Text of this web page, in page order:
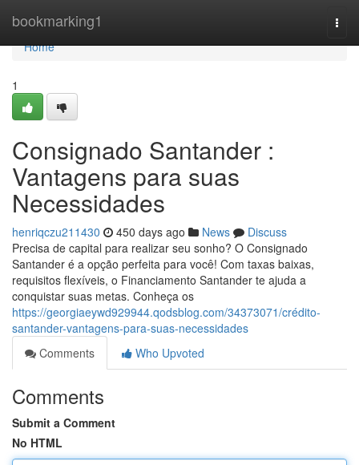
bookmarking1
Home
Home
1
Consignado Santander :
Vantagens para suas
Necessidades
henriqczu211430 450 days ago News
Discuss
Precisa de capital para realizar seu sonho? O Consignado
Santander é a opção perfeita para você! Com taxas baixas,
requisitos flexíveis, o Financiamento Santander te ajuda a
conquistar suas metas. Conheça os
https://georgiaeywd929944.qodsblog.com/34373071/crédito-
santander-vantagens-para-suas-necessidades
Comments
Who Upvoted
Comments
Submit a Comment
No HTML